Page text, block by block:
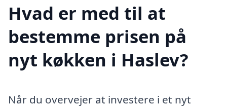
Hvad er med til at
bestemme prisen på
nyt køkken i Haslev?
Når du overvejer at investere i et nyt